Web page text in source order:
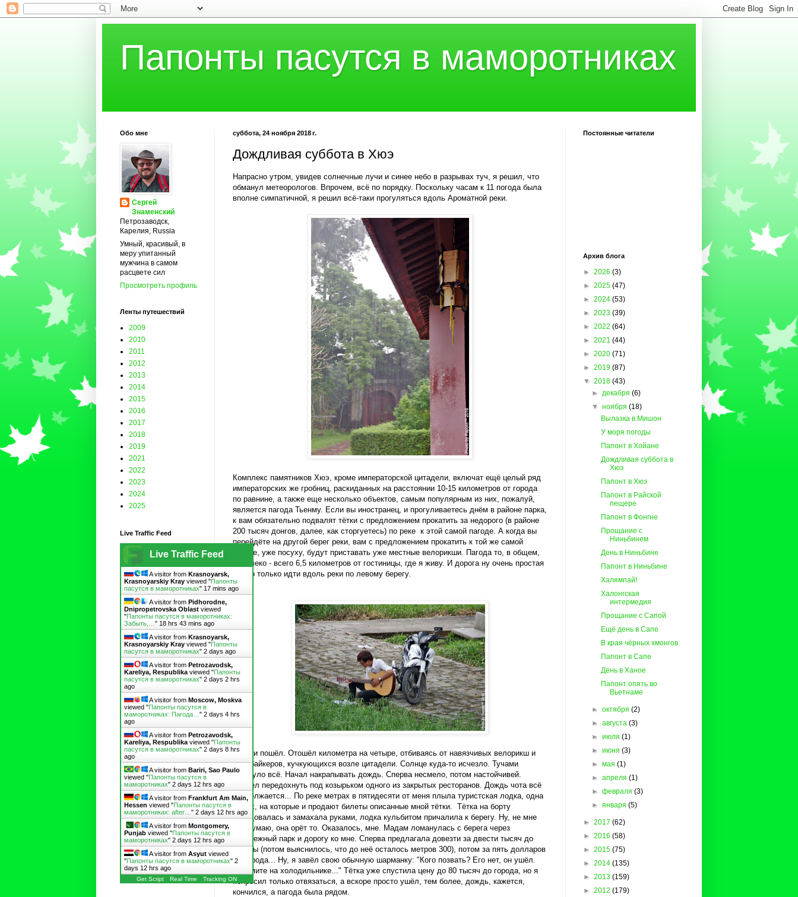
Папонты пасутся в маморотниках
суббота, 24 ноября 2018 г.
Дождливая суббота в Хюэ
Напрасно утром, увидев солнечные лучи и синее небо в разрывах туч, я решил, что
обманул метеорологов. Впрочем, всё по порядку. Поскольку часам к 11 погода была
вполне симпатичной, я решил всё-таки прогуляться вдоль Ароматной реки.
Комплекс памятников Хюэ, кроме императорской цитадели, включат ещё целый ряд
императорских же гробниц, раскиданных на расстоянии 10-15 километров от города
по равнине, а также еще несколько объектов, самым популярным из них, пожалуй,
является пагода Тьенму. Если вы иностранец, и прогуливаетесь днём в районе парка,
к вам обязательно подвалят тётки с предложением прокатить за недорого (в районе
200 тысяч донгов, далее, как сторгуетесь) по реке к этой самой пагоде. А когда вы
перейдёте на другой берег реки, вам с предложением прокатить к той же самой
пагоде, уже посуху, будут приставать уже местные велорикши. Пагода то, в общем,
недалеко - всего 6,5 километров от гостиницы, где я живу. И дорога ну очень простая
- надо только идти вдоль реки по левому берегу.
Так я и пошёл. Отошёл километра на четыре, отбиваясь от навязчивых велорикш и
мотобайкеров, кучкующихся возле цитадели. Солнце куда-то исчезло. Тучами
затянуло всё. Начал накрапывать дождь. Сперва несмело, потом настойчивей.
Присел передохнуть под козырьком одного из закрытых ресторанов. Дождь чота всё
продолжается... По реке метрах в пятидесяти от меня плыла туристская лодка, одна
из тех, на которые и продают билеты описанные мной тётки. Тётка на борту
обрадовалась и замахала руками, лодка кульбитом причалила к берегу. Ну, не мне
же, думаю, она орёт то. Оказалось, мне. Мадам ломанулась с берега через
прибрежный парк и дорогу ко мне. Сперва предлагала довезти за двести тысяч до
пагоды (потом выяснилось, что до неё осталось метров 300), потом за пять долларов
до города... Ну, я завёл свою обычную шарманку: "Кого позвать? Его нет, он ушёл.
Возьмите на холодильнике..." Тётка уже спустила цену до 80 тысяч до города, но я
попросил только отвязаться, а вскоре просто ушёл, тем более, дождь, кажется,
кончился, а пагода была рядом.
Обо мне
Сергей
Знаменский
Петрозаводск,
Карелия, Russia
Умный, красивый, в
меру упитанный
мужчина в самом
расцвете сил
Просмотреть профиль
Ленты путешествий
2009
2010
2011
2012
2013
2014
2015
2016
2017
2018
2019
2021
2022
2023
2024
2025
Live Traffic Feed
Live Traffic Feed
A visitor from Krasnoyarsk,
Krasnoyarskiy Kray viewed "Папонты
пасутся в маморотниках" 17 mins ago
A visitor from Pidhorodne,
Dnipropetrovska Oblast viewed
"Папонты пасутся в маморотниках:
Забыть,… " 18 hrs 43 mins ago
A visitor from Krasnoyarsk,
Krasnoyarskiy Kray viewed "Папонты
пасутся в маморотниках" 2 days ago
A visitor from Petrozavodsk,
Kareliya, Respublika viewed "Папонты
пасутся в маморотниках" 2 days 2 hrs
ago
A visitor from Moscow, Moskva
viewed "Папонты пасутся в
маморотниках: Пагода… " 2 days 4 hrs
ago
A visitor from Petrozavodsk,
Kareliya, Respublika viewed "Папонты
пасутся в маморотниках" 2 days 8 hrs
ago
A visitor from Bariri, Sao Paulo
viewed "Папонты пасутся в
маморотниках" 2 days 12 hrs ago
A visitor from Frankfurt Am Main,
Hessen viewed "Папонты пасутся в
маморотниках: after… " 2 days 12 hrs ago
A visitor from Montgomery,
Punjab viewed "Папонты пасутся в
маморотниках" 2 days 12 hrs ago
A visitor from Asyut viewed
"Папонты пасутся в маморотниках" 2
days 12 hrs ago
Get Script Real Time Tracking ON
Постоянные читатели
Архив блога
► 2026 (3)
► 2025 (47)
► 2024 (53)
► 2023 (39)
► 2022 (64)
► 2021 (44)
► 2020 (71)
► 2019 (87)
▼ 2018 (43)
►декабря(6)
▼ноября(18)
Вылазка в Мишон
У моря погоды
Папонт в Хойане
Дождливая суббота в
Хюэ
Папонт в Хюэ
Папонт в Райской
пещере
Папонт в Фонгне
Прощание с
Ниньбинем
День в Ниньбине
Папонт в Ниньбине
Халямпай!
Халонгская
интермедия
Прощание с Сапой
Ещё день в Сапе
В края чёрных хмонгов
Папонт в Сапе
День в Ханое
Папонт опять во
Вьетнаме
►октября(2)
►августа(3)
►июля(1)
►июня(3)
►мая(1)
►апреля(1)
►февраля(3)
►января(5)
► 2017 (62)
► 2016 (58)
► 2015 (75)
► 2014 (135)
► 2013 (159)
► 2012 (179)